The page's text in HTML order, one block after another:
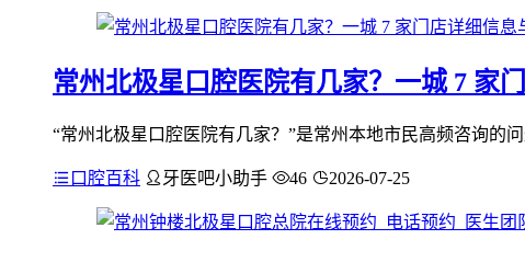
常州北极星口腔医院有几家？一城 7 家
“常州北极星口腔医院有几家？”是常州本地市民高频咨询的
口腔百科 牙医吧小助手 46 2026-07-25